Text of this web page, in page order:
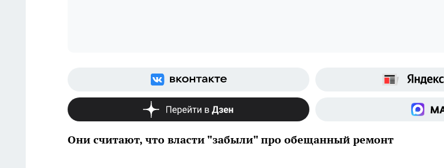
Они считают, что власти "забыли" про обещанный ремонт